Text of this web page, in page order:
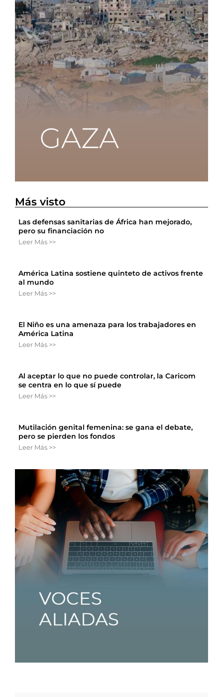
Más visto
Las defensas sanitarias de África han mejorado,
pero su financiación no
Leer Más >>
América Latina sostiene quinteto de activos frente
al mundo
Leer Más >>
El Niño es una amenaza para los trabajadores en
América Latina
Leer Más >>
Al aceptar lo que no puede controlar, la Caricom
se centra en lo que sí puede
Leer Más >>
Mutilación genital femenina: se gana el debate,
pero se pierden los fondos
Leer Más >>